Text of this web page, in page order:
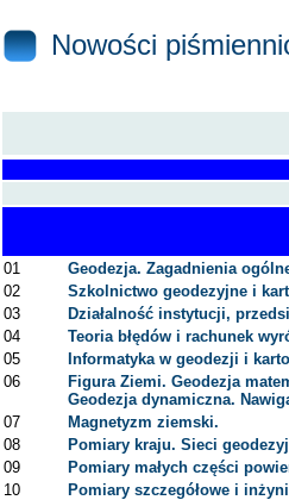
Nowości
01
Geodezja. Zagadnienia
02
Szkolnictwo geodezyjne i
03
Działalność instytucji,
04
Teoria błędów i rachunek
05
Informatyka w geodezji i
06
Figura Ziemi. Geodezja
Geodezja dynamiczna.
07
Magnetyzm ziemski.
08
Pomiary kraju. Sieci
09
Pomiary małych części
10
Pomiary szczegółowe i